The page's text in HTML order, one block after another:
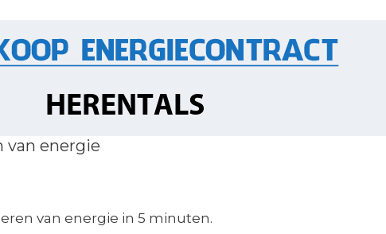
van energie
van energie in 5 minuten.